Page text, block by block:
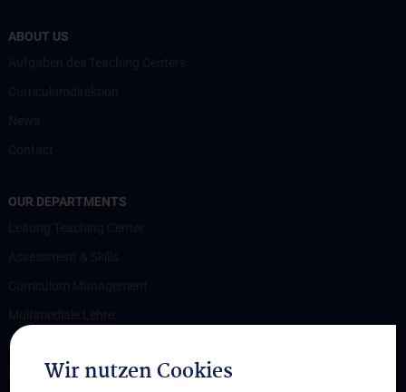
ABOUT US
OUR DEPARTMENTS
Medizindidaktik
Research Unit for Curriculum Development
Wir nutzen Cookies